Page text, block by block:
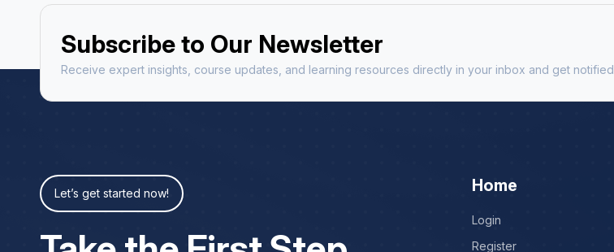
Subscribe to Our Newsletter
Receive expert insights, course updates, and learning resources directly in your inbox and get notified
Let’s get started now! Home
Login
Register